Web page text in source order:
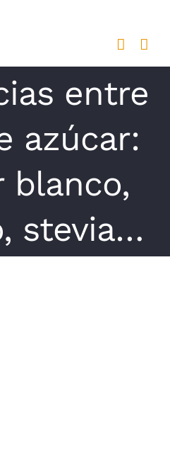
entre
azúcar:
blanco,
stevia…